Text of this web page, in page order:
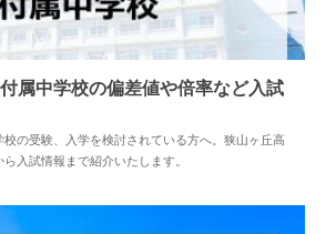
2024.04.02
属中学校の偏差値や倍率など入試
の受験、入学を検討されている方へ。狭山ヶ丘高
入試情報まで紹介いたします。